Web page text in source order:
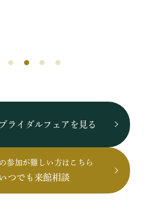
ライダルフェアを見る
参加が難しい方はこちら
いつでも来館相談